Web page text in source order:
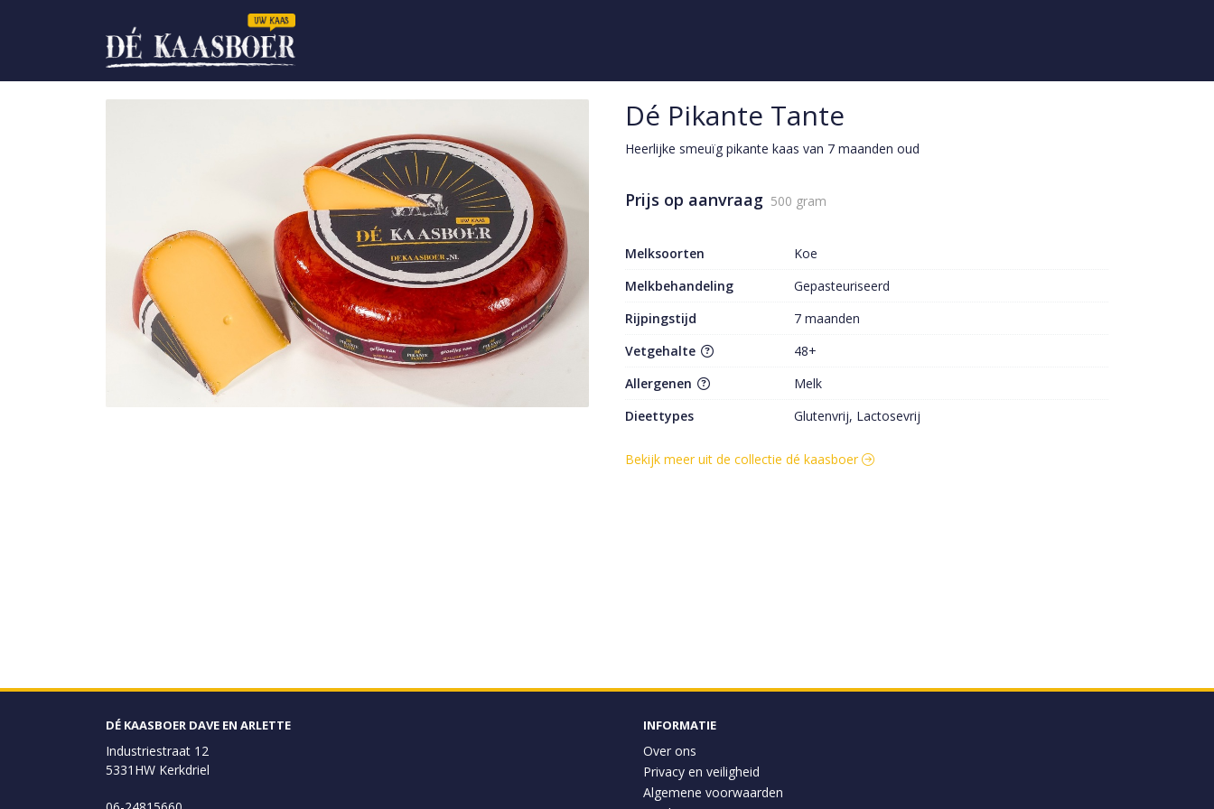
Dé Pikante Tante
Heerlijke smeuïg pikante kaas van 7 maanden oud
Prijs op aanvraag 500 gram
Melksoorten
Koe
Melkbehandeling
Gepasteuriseerd
Rijpingstijd
7 maanden
Vetgehalte
48+
Allergenen
Melk
Dieettypes
Glutenvrij, Lactosevrij
Bekijk meer uit de collectie dé kaasboer
DÉ KAASBOER DAVE EN ARLETTE
Industriestraat 12
5331HW Kerkdriel
INFORMATIE
Over ons
Privacy en veiligheid
Algemene voorwaarden